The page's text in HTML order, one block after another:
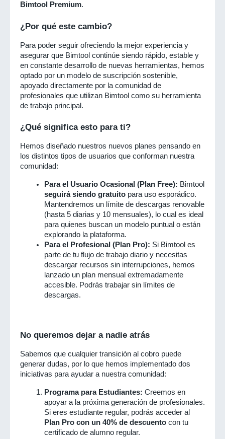
Bimtool Premium.
¿Por qué este cambio?
Para poder seguir ofreciendo la mejor experiencia y
asegurar que Bimtool continúe siendo rápido, estable y
en constante desarrollo de nuevas herramientas, hemos
optado por un modelo de suscripción sostenible,
apoyado directamente por la comunidad de
profesionales que utilizan Bimtool como su herramienta
de trabajo principal.
¿Qué significa esto para ti?
Hemos diseñado nuestros nuevos planes pensando en
los distintos tipos de usuarios que conforman nuestra
comunidad:
Para el Usuario Ocasional (Plan Free):
seguirá siendo gratuito para uso esporádico.
Mantendremos un límite de descargas renovable
(hasta 5 diarias y 10 mensuales), lo cual es ideal
para quienes buscan un modelo puntual o están
explorando la plataforma.
Para el Profesional (Plan Pro): Si Bimtool es
parte de tu flujo de trabajo diario y necesitas
descargar recursos sin interrupciones, hemos
lanzado un plan mensual extremadamente
accesible. Podrás trabajar sin límites de
descargas.
No queremos dejar a nadie atrás
Sabemos que cualquier transición al cobro puede
generar dudas, por lo que hemos implementado dos
iniciativas para ayudar a nuestra comunidad:
Programa para Estudiantes: Creemos en
apoyar a la próxima generación de profesionales.
Plan Pro con un 40% de descuento con tu
certificado de alumno regular.